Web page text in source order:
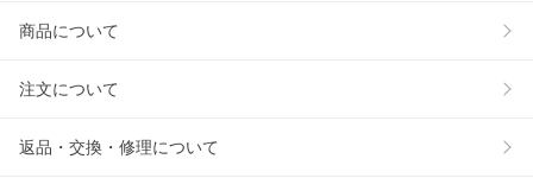
商品について
注文について
返品・交換・修理について